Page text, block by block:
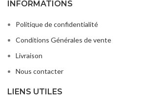
INFORMATIONS
Politique de confidentialité
Conditions Générales de vente
Livraison
Nous contacter
LIENS UTILES